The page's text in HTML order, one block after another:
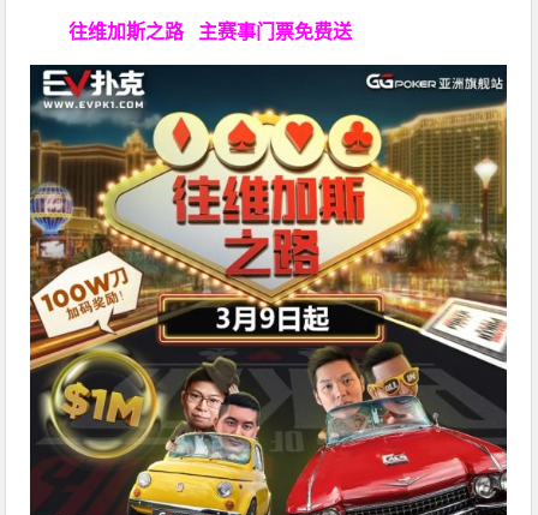
往维加斯之路 主赛事门票免费送